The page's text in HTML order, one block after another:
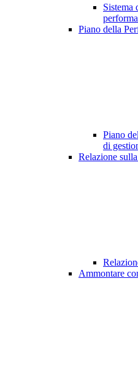
Sistema
Piano della
Piano
di
Relazione
Ammontare